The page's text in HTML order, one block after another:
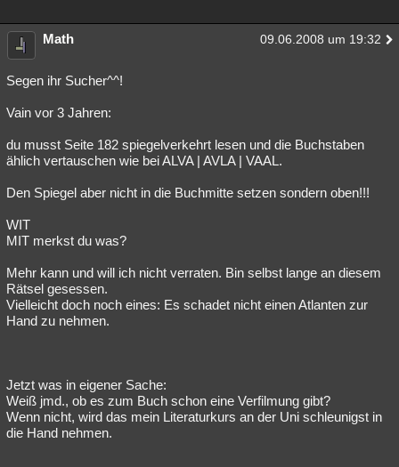
Math 09.06.2008 um 19:32
Segen ihr Sucher^^!
Vain vor 3 Jahren:
du musst Seite 182 spiegelverkehrt lesen und die Buchstaben
ählich vertauschen wie bei ALVA | AVLA | VAAL.
Den Spiegel aber nicht in die Buchmitte setzen sondern oben!!!
WIT
MIT merkst du was?
Mehr kann und will ich nicht verraten. Bin selbst lange an diesem
Rätsel gesessen.
Vielleicht doch noch eines: Es schadet nicht einen Atlanten zur
Hand zu nehmen.
Jetzt was in eigener Sache:
Weiß jmd., ob es zum Buch schon eine Verfilmung gibt?
Wenn nicht, wird das mein Literaturkurs an der Uni schleunigst in
die Hand nehmen.